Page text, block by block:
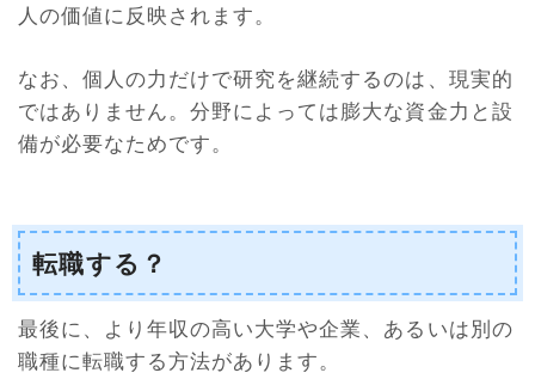
人の価値に反映されます。
なお、個人の力だけで研究を継続するのは、現実的
ではありません。分野によっては膨大な資金力と設
備が必要なためです。
転職する？
最後に、より年収の高い大学や企業、あるいは別の
職種に転職する方法があります。